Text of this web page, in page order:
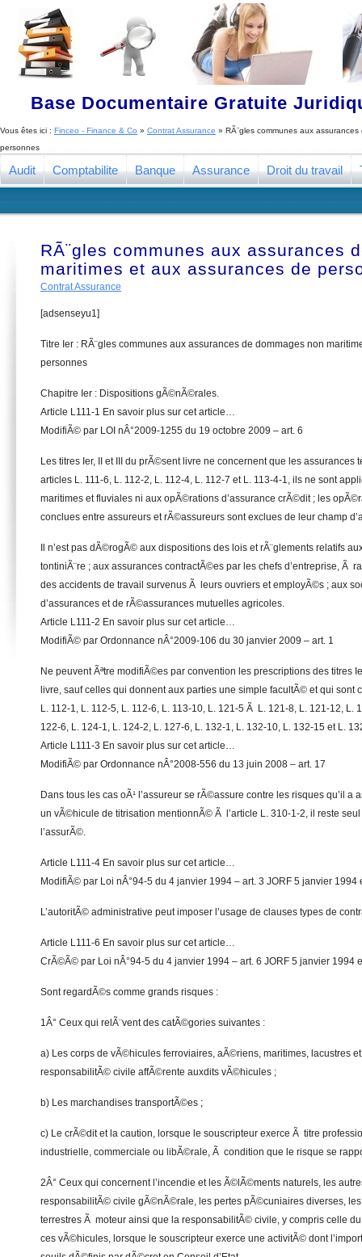
Base Documentaire Gratuite
Vous êtes ici : Finceo - Finance & Co » Contrat Assurance » RÃ¨gles communes aux
personnes
Audit Comptabilite Banque Assurance Droit du travail
RÃ¨gles communes aux assurances
maritimes et aux assurances de
Contrat Assurance
[adsenseyu1]
Titre Ier : RÃ¨gles communes aux assurances de dommages non
personnes
Chapitre Ier : Dispositions gÃ©nÃ©rales.
Article L111-1 En savoir plus sur cet article…
ModifiÃ© par LOI nÂ°2009-1255 du 19 octobre 2009 – art. 6
Les titres Ier, II et III du prÃ©sent livre ne concernent que les assurances
articles L. 111-6, L. 112-2, L. 112-4, L. 112-7 et L. 113-4-1, ils ne sont
maritimes et fluviales ni aux opÃ©rations d’assurance crÃ©dit ; les
conclues entre assureurs et rÃ©assureurs sont exclues de leur champ
Il n’est pas dÃ©rogÃ© aux dispositions des lois et rÃ¨glements relatifs
tontiniÃ¨re ; aux assurances contractÃ©es par les chefs d’entreprise, Ã
des accidents de travail survenus Ã leurs ouvriers et employÃ©s ; aux
d’assurances et de rÃ©assurances mutuelles agricoles.
Article L111-2 En savoir plus sur cet article…
ModifiÃ© par Ordonnance nÂ°2009-106 du 30 janvier 2009 – art. 1
Ne peuvent Ãªtre modifiÃ©es par convention les prescriptions des titres
livre, sauf celles qui donnent aux parties une simple facultÃ© et qui sont
L. 112-1, L. 112-5, L. 112-6, L. 113-10, L. 121-5 Ã L. 121-8, L. 121-12, L.
122-6, L. 124-1, L. 124-2, L. 127-6, L. 132-1, L. 132-10, L. 132-15 et L.
Article L111-3 En savoir plus sur cet article…
ModifiÃ© par Ordonnance nÂ°2008-556 du 13 juin 2008 – art. 17
Dans tous les cas oÃ¹ l’assureur se rÃ©assure contre les risques qu’il a
un vÃ©hicule de titrisation mentionnÃ© Ã l’article L. 310-1-2, il reste
l’assurÃ©.
Article L111-4 En savoir plus sur cet article…
ModifiÃ© par Loi nÂ°94-5 du 4 janvier 1994 – art. 3 JORF 5 janvier
L’autoritÃ© administrative peut imposer l’usage de clauses types de
Article L111-6 En savoir plus sur cet article…
CrÃ©Ã© par Loi nÂ°94-5 du 4 janvier 1994 – art. 6 JORF 5 janvier 1994
Sont regardÃ©s comme grands risques :
1Â° Ceux qui relÃ¨vent des catÃ©gories suivantes :
a) Les corps de vÃ©hicules ferroviaires, aÃ©riens, maritimes, lacustres
responsabilitÃ© civile affÃ©rente auxdits vÃ©hicules ;
b) Les marchandises transportÃ©es ;
c) Le crÃ©dit et la caution, lorsque le souscripteur exerce Ã titre
industrielle, commerciale ou libÃ©rale, Ã condition que le risque se
2Â° Ceux qui concernent l’incendie et les Ã©lÃ©ments naturels, les
responsabilitÃ© civile gÃ©nÃ©rale, les pertes pÃ©cuniaires diverses,
terrestres Ã moteur ainsi que la responsabilitÃ© civile, y compris celle
ces vÃ©hicules, lorsque le souscripteur exerce une activitÃ© dont